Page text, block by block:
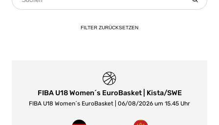
FILTER ZURÜCKSETZEN
FIBA U18 Women´s EuroBasket | Kista/SWE
FIBA U18 Women´s EuroBasket | 06/08/2026 um 15.45 Uhr